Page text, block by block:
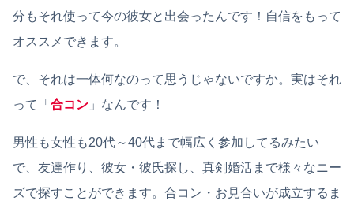
分もそれ使って今の彼女と出会ったんです！自信をもって
オススメできます。
で、それは一体何なのって思うじゃないですか。実はそれ
って「 合コン 」なんです！
男性も女性も20代～40代まで幅広く参加してるみたい
で、友達作り、彼女・彼氏探し、真剣婚活まで様々なニー
ズで探すことができます。合コン・お見合いが成立するま